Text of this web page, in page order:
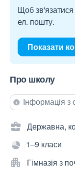
Щоб зв'язатися
ел. пошту.
Показати
Про школу
Інформація
Державна,
1–9 класи
Гімназія з